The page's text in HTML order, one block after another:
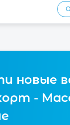
новые
-